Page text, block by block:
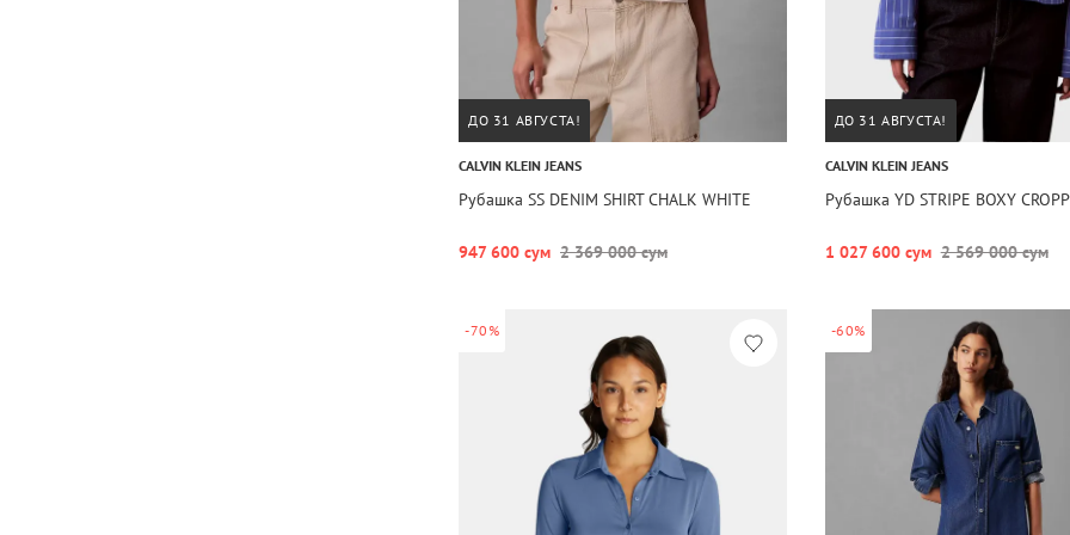
ДО 31 АВГУСТА!
CALVIN KLEIN JEANS
Рубашка SS DENIM SHIRT CHALK WHITE
947 600 сум 2 369 000 сум
ДО 31 АВГУСТА!
CALVIN KLEIN JEANS
Рубашка YD STRIPE BOXY
1 027 600 сум 2 569 000 сум
-70% -60%